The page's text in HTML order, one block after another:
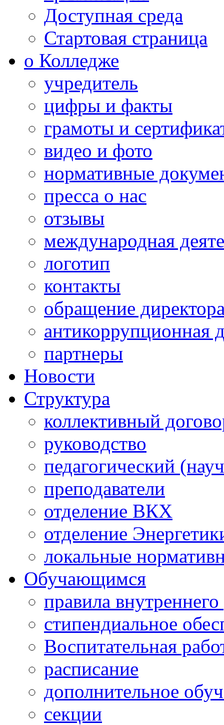
Доступная среда
Стартовая страница
о Колледже
учредитель
цифры и факты
грамоты и
видео и фото
нормативные
пресса о нас
отзывы
международная
логотип
контакты
обращение
антикоррупционная
партнеры
Новости
Структура
коллективный
руководство
педагогический
преподаватели
отделение ВКХ
отделение
локальные
Обучающимся
правила
стипендиальное
Воспитательная
расписание
дополнительное
секции